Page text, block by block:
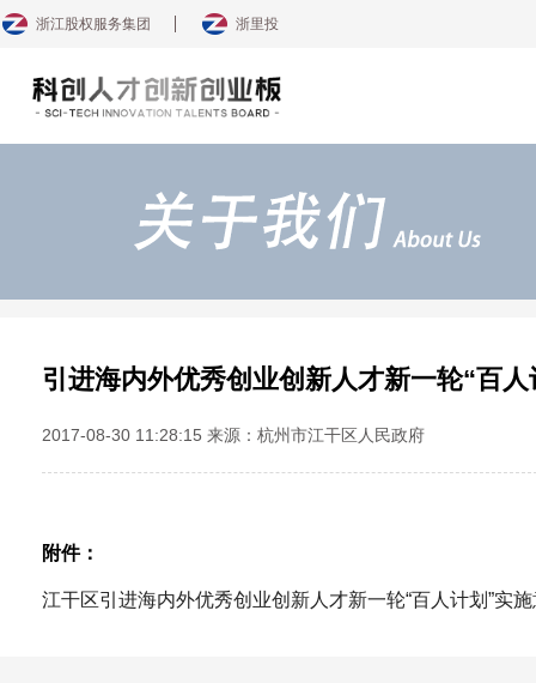
浙江股权服务集团 浙里投
引进海内外优秀创业创新人才新一轮“百
2017-08-30 11:28:15 来源：杭州市江干区人民政府
附件：
江干区引进海内外优秀创业创新人才新一轮“百人计划”实